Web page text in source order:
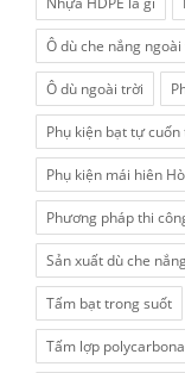
Ô dù che nắng
Ô dù ngoài trời
Phụ kiện bạt tự
Phụ kiện mái hiên
Phương pháp thi
Sản xuất dù che
Tấm bạt trong suốt
Tấm lợp